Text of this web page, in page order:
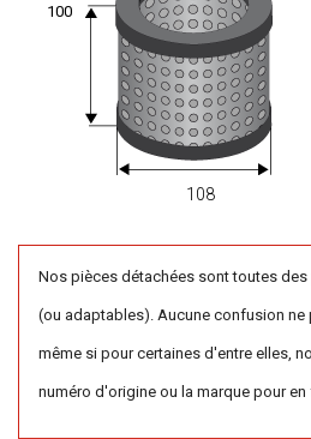
100
108
Nos pièces détachées sont toutes
(ou adaptables). Aucune confusion
même si pour certaines d'entre elles,
numéro d'origine ou la marque pour